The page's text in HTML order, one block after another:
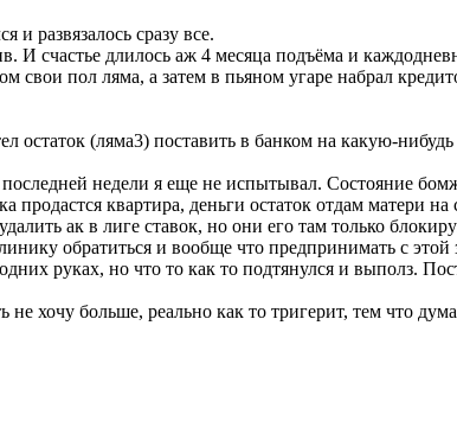
и развязалось сразу все.
И счастье длилось аж 4 месяца подъёма и
свои пол ляма, а затем в пьяном угаре набрал
(ляма3) поставить в банком на какую-
недели я еще не испытывал. Состояние
квартира, деньги остаток отдам матери на
ак в лиге ставок, но они его там только
обратиться и вообще что предпринимать с этой
руках, но что то как то подтянулся и выполз.
хочу больше, реально как то тригерит, тем что